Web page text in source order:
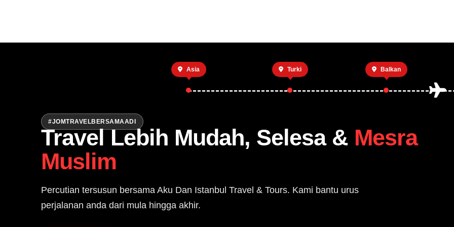
Asia Turki Balkan
#JOMTRAVELBERSAMAADI
Travel Lebih Mudah, Selesa & Mesra
Muslim
Percutian tersusun bersama Aku Dan Istanbul Travel & Tours. Kami bantu urus
perjalanan anda dari mula hingga akhir.